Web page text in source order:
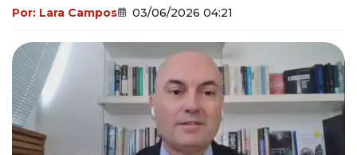
Por: Lara Campos 03/06/2026 04:21